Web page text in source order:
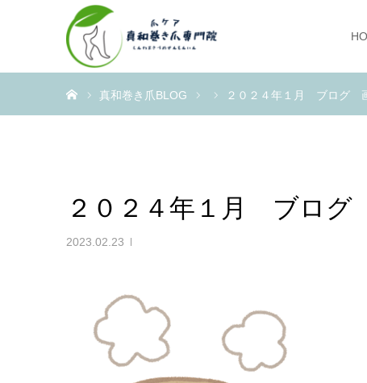
真和巻き爪BLOG ２０２４年１月 ブログ
２０２４年１月 ブログ
2023.02.23